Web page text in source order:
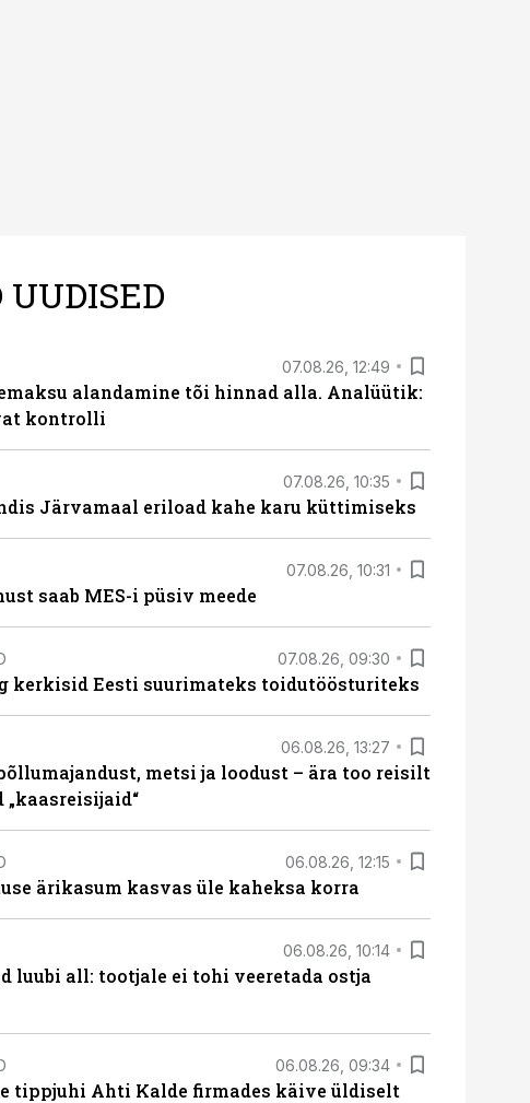
07.08.26, 12:49
alandamine tõi hinnad alla. Analüütik:
kontrolli
07.08.26, 10:35
Järvamaal eriload kahe karu küttimiseks
07.08.26, 10:31
saab MES-i püsiv meede
07.08.26, 09:30
kerkisid Eesti suurimateks toidutöösturiteks
06.08.26, 13:27
metsi ja loodust – ära too reisilt
06.08.26, 12:15
ärikasum kasvas üle kaheksa korra
06.08.26, 10:14
luubi all: tootjale ei tohi veeretada ostja
06.08.26, 09:34
tippjuhi Ahti Kalde firmades käive üldiselt